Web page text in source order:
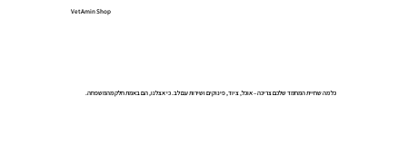
VetAmin Shop
כל מה שחיית המחמד שלכם צריכה – אוכל, ציוד, פינוקים ושירות עם לב. כי אצלנו, הם באמת חלק מהמשפחה.